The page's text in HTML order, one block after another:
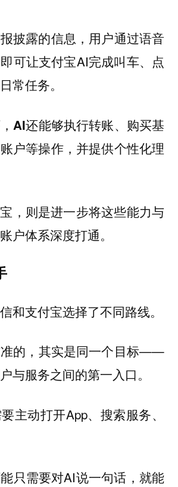
披露的信息，用户通过语音
可让支付宝AI完成叫车、点
常任务。
AI还能够执行转账、购买基
户等操作，并提供个性化理
，则是进一步将这些能力与
户体系深度打通。
和支付宝选择了不同路线。
的，其实是同一个目标——
与服务之间的第一入口。
主动打开App、搜索服务、
只需要对AI说一句话，就能